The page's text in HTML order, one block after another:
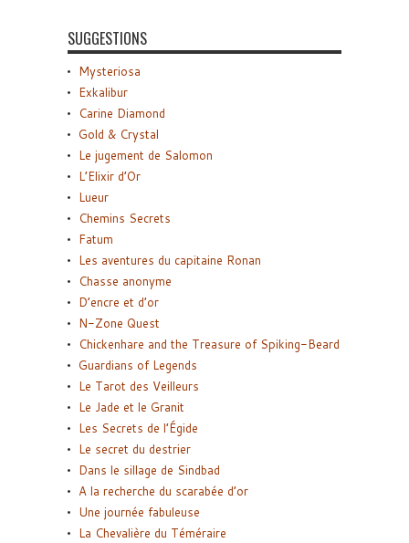
SUGGESTIONS
Mysteriosa
Exkalibur
Carine Diamond
Gold & Crystal
Le jugement de Salomon
L’Elixir d’Or
Lueur
Chemins Secrets
Fatum
Les aventures du capitaine Ronan
Chasse anonyme
D’encre et d’or
N-Zone Quest
Chickenhare and the Treasure of Spiking-Beard
Guardians of Legends
Le Tarot des Veilleurs
Le Jade et le Granit
Les Secrets de l’Égide
Le secret du destrier
Dans le sillage de Sindbad
A la recherche du scarabée d’or
Une journée fabuleuse
La Chevalière du Téméraire